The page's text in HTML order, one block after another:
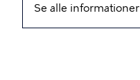
Se alle informationer